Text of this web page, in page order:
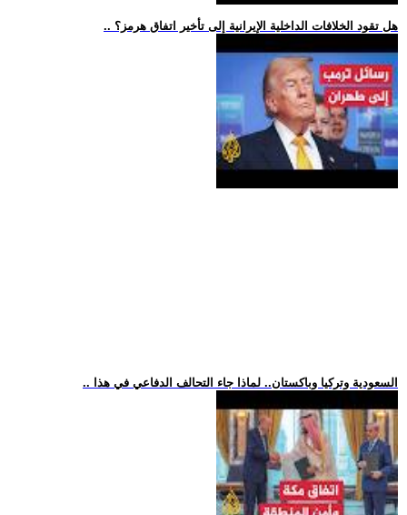
.. هل تقود الخلافات الداخلية الإيرانية إلى تأخير اتفاق هرمز؟
.. السعودية وتركيا وباكستان.. لماذا جاء التحالف الدفاعي في هذا